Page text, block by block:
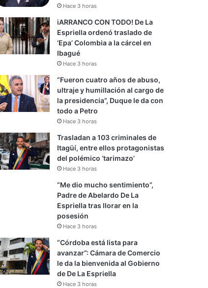
Hace 3 horas
iARRANCO CON TODO! De La
Espriella ordenó traslado de
‘Epa’ Colombia a la cárcel en
Ibagué
Hace 3 horas
“Fueron cuatro años de abuso,
ultraje y humillación al cargo de
la presidencia”, Duque le da con
todo a Petro
Hace 3 horas
Trasladan a 103 criminales de
Itagüí, entre ellos protagonistas
del polémico ‘tarimazo’
Hace 3 horas
“Me dio mucho sentimiento”,
Padre de Abelardo De La
Espriella tras llorar en la
posesión
Hace 3 horas
“Córdoba está lista para
avanzar”: Cámara de Comercio
le da la bienvenida al Gobierno
de De La Espriella
Hace 3 horas